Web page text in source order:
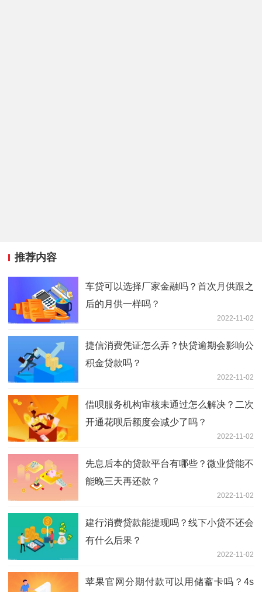
推荐内容
车贷可以选择厂家金融吗？首次月供跟之
后的月供一样吗？
2022-11-02
捷信消费凭证怎么弄？快贷逾期会影响公
积金贷款吗？
2022-11-02
借呗服务机构审核未通过怎么解决？二次
开通花呗后额度会减少了吗？
2022-11-02
先息后本的贷款平台有哪些？微业贷能不
能晚三天再还款？
2022-11-02
建行消费贷款能提现吗？线下小贷不还会
有什么后果？
2022-11-02
苹果官网分期付款可以用储蓄卡吗？4s